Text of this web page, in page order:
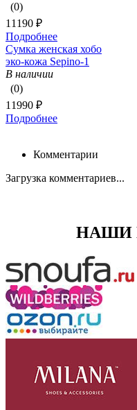
(0)
11190 ₽
Подробнее
Сумка женская хобо
эко-кожа Sepino-1
В наличии
(0)
11990 ₽
Подробнее
Комментарии
Загрузка комментариев...
НАШИ